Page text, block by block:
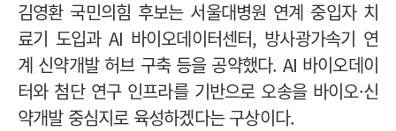
김영환 국민의힘 후보는 서울대병원 연계 중입자 치
료기 도입과 AI 바이오데이터센터, 방사광가속기 연
계 신약개발 허브 구축 등을 공약했다. AI 바이오데이
터와 첨단 연구 인프라를 기반으로 오송을 바이오·신
약개발 중심지로 육성하겠다는 구상이다.